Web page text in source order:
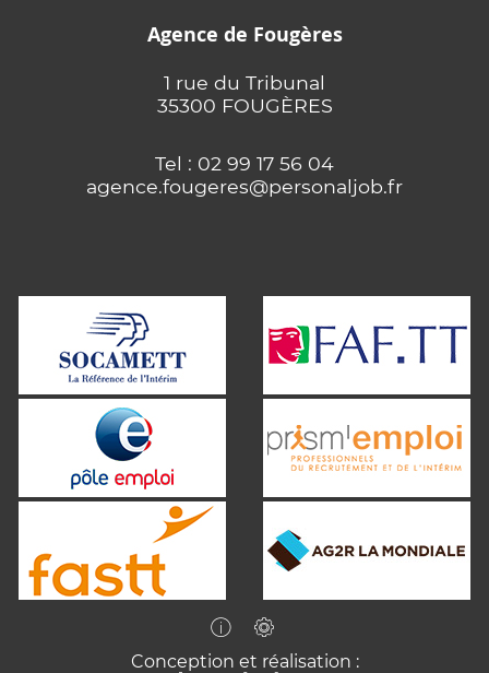
Agence de Fougères
1 rue du Tribunal
35300 FOUGÈRES
Tel : 02 99 17 56 04
agence.fougeres@personaljob.fr
Conception et réalisation :